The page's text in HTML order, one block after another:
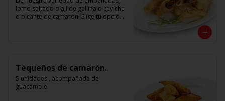
lomo saltado o ají de gallina o ceviche
o picante de camarón. Elige tu opción
Tequeños de camarón.
5 unidades , acompañada de
guacamole.